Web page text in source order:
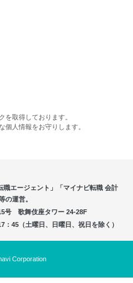
を取得しております。
個人情報をお守りします。
職エージェント」「マイナビ転職 会計
の運営。
号 歌舞伎座タワー 24-28F
45（土曜日、日曜日、祝日を除く）
Corporation